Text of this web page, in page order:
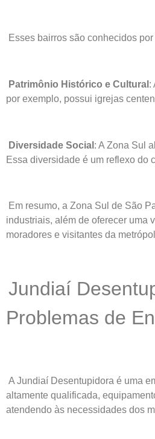
Esses bairros são conhecidos
Patrimônio Histórico e Cultural :
por exemplo, possui igrejas
Diversidade Social : A Zona Sul
Essa diversidade é um reflexo do
Em resumo, a Zona Sul de São
industriais, além de oferecer uma
moradores e visitantes da
Jundiaí
Problemas de
A Jundiaí Desentupidora é uma
altamente qualificada,
atendendo às necessidades dos